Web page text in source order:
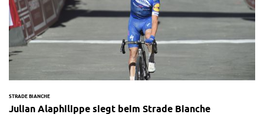
STRADE BIANCHE
Julian Alaphilippe siegt beim Strade Bianche